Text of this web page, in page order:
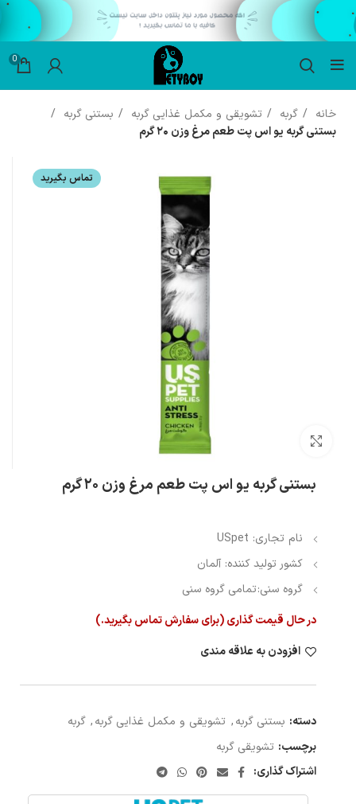
0
خانه گربه تشویقی و مکمل غذایی گربه
بستنی گربه
بستنی گربه یو اس پت طعم مرغ وزن ۲۰ گرم
تماس بگیرید
بستنی گربه یو اس پت طعم مرغ وزن ۲۰ گرم
نام تجاری: USpet
کشور تولید کننده: آلمان
گروه سنی:تمامی گروه سنی
در حال قیمت گذاری (برای سفارش تماس بگیرید.)
افزودن به علاقه مندی
دسته: بستنی گربه, تشویقی و مکمل غذایی گربه, گربه
برچسب: تشویقی گربه
اشتراک گذاری: